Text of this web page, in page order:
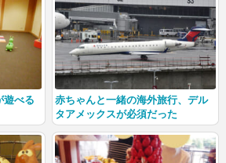
遊べる
赤ちゃんと一緒の海外旅行、デル
タアメックスが必須だった